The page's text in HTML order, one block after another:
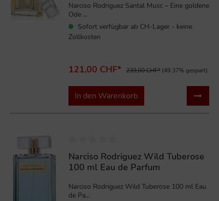
Narciso Rodriguez Santal Musc – Eine goldene
Ode ...
Sofort verfügbar ab CH-Lager - keine
Zollkosten
121,00 CHF* 239,00 CHF* (49.37% gespart)
In den Warenkorb
Narciso Rodriguez Wild Tuberose
100 ml Eau de Parfum
Narciso Rodriguez Wild Tuberose 100 ml Eau
de Pa...